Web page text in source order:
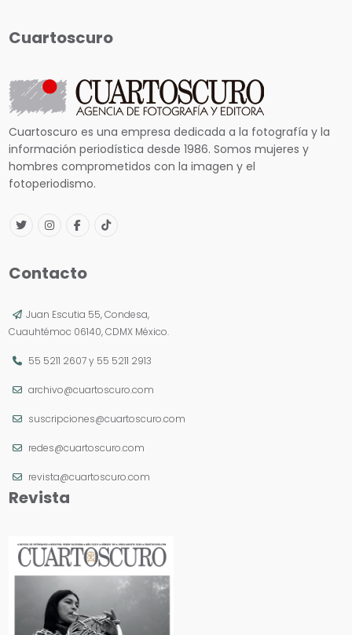
Cuartoscuro
Cuartoscuro es una empresa dedicada a la fotografía y la
información periodística desde 1986. Somos mujeres y
hombres comprometidos con la imagen y el
fotoperiodismo.
Contacto
Juan Escutia 55, Condesa,
Cuauhtémoc 06140, CDMX México.
55 5211 2607y 55 5211 2913
archivo@cuartoscuro.com
suscripciones@cuartoscuro.com
redes@cuartoscuro.com
revista@cuartoscuro.com
Revista